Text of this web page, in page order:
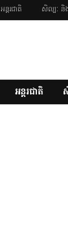
អន្តរជាតិ សិល្បៈ និ
អន្តរជាតិ